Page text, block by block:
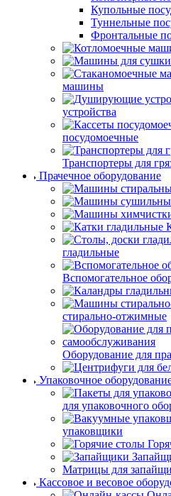
Купольные
Туннельные
Фронтальные
машины
устройства
посудомоечные
Транспортеры для
Прачечное оборудование
гладильные
Вспомогательное
стирально-отжимные
Оборудование для
Упаковочное
для упаковочного
упаковщики
Матрицы для
Кассовое и весовое